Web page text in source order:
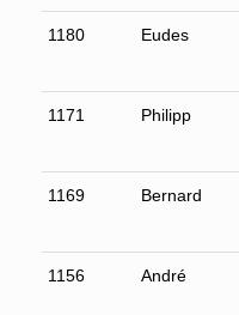
1180 Eudes
1171 Philipp
1169 Bernard
1156 André